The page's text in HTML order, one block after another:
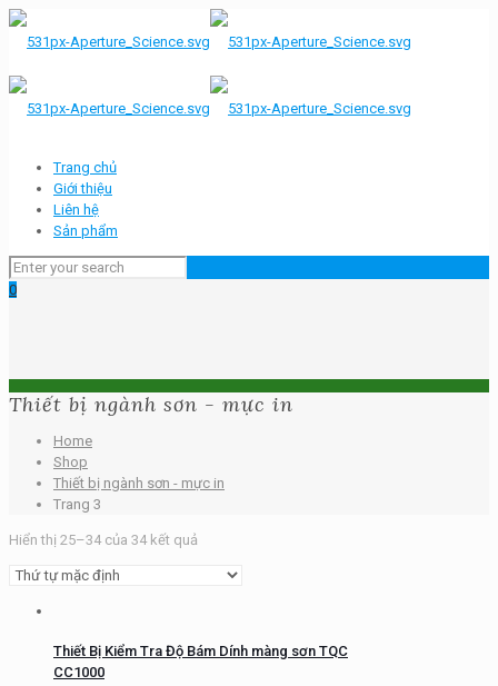
Trang chủ
Giới thiệu
Liên hệ
Sản phẩm
0
Thiết bị ngành sơn - mực in
Home
Shop
Thiết bị ngành sơn - mực in
Trang 3
Hiển thị 25–34 của 34 kết quả
Thiết Bị Kiểm Tra Độ Bám Dính màng sơn TQC
CC1000